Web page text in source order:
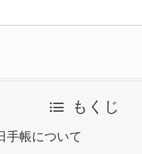
もくじ
手帳について